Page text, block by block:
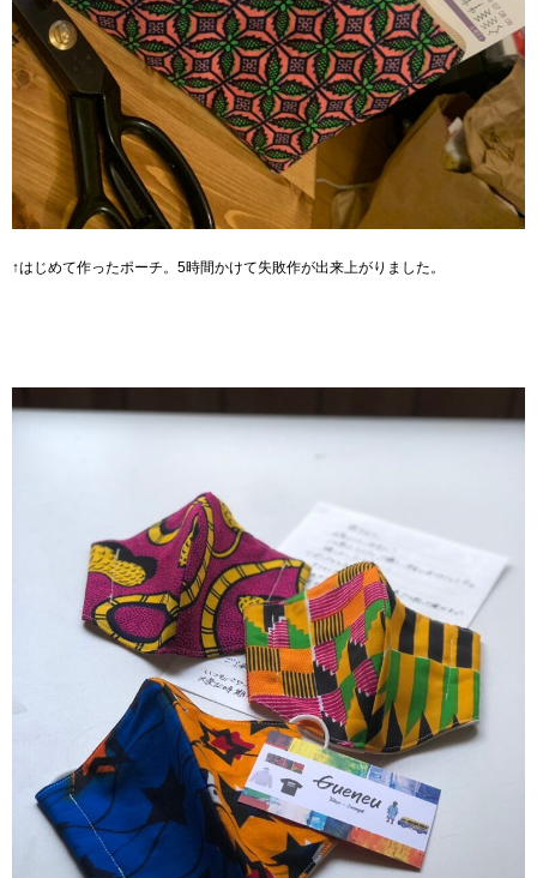
↑はじめて作ったポーチ。5時間かけて失敗作が出来上がりました。